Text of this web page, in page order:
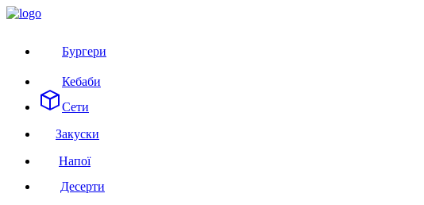
Бургери
Кебаби
Сети
Закуски
Напої
Десерти